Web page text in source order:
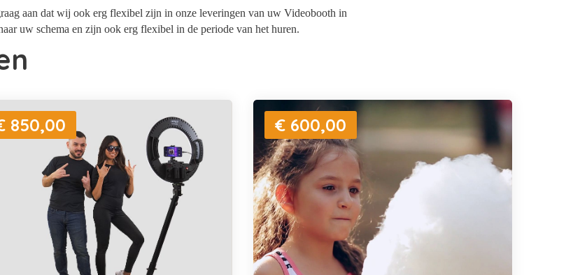
aan dat wij ook erg flexibel zijn in onze leveringen van uw Videobooth in
uw schema en zijn ook erg flexibel in de periode van het huren.
850,00 € 600,00